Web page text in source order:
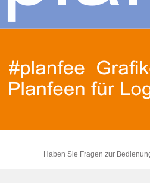
Haben Sie Fragen zur